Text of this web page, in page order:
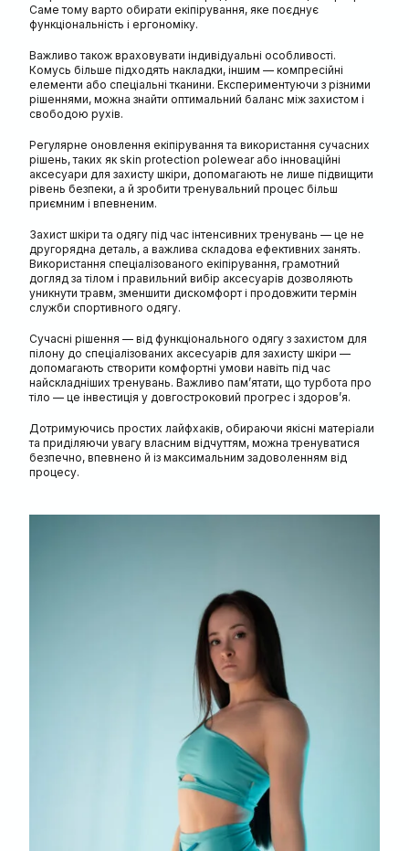
Саме тому варто обирати екіпірування, яке поєднує
функціональність і ергономіку.
Важливо також враховувати індивідуальні особливості.
Комусь більше підходять накладки, іншим — компресійні
елементи або спеціальні тканини. Експериментуючи з різними
рішеннями, можна знайти оптимальний баланс між захистом і
свободою рухів.
Регулярне оновлення екіпірування та використання сучасних
рішень, таких як skin protection polewear або інноваційні
аксесуари для захисту шкіри, допомагають не лише підвищити
рівень безпеки, а й зробити тренувальний процес більш
приємним і впевненим.
Захист шкіри та одягу під час інтенсивних тренувань — це не
другорядна деталь, а важлива складова ефективних занять.
Використання спеціалізованого екіпірування, грамотний
догляд за тілом і правильний вибір аксесуарів дозволяють
уникнути травм, зменшити дискомфорт і продовжити термін
служби спортивного одягу.
Сучасні рішення — від функціонального одягу з захистом для
пілону до спеціалізованих аксесуарів для захисту шкіри —
допомагають створити комфортні умови навіть під час
найскладніших тренувань. Важливо пам’ятати, що турбота про
тіло — це інвестиція у довгостроковий прогрес і здоров’я.
Дотримуючись простих лайфхаків, обираючи якісні матеріали
та приділяючи увагу власним відчуттям, можна тренуватися
безпечно, впевнено й із максимальним задоволенням від
процесу.